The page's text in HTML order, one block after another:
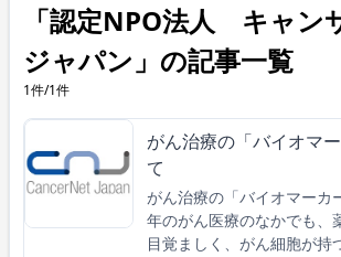
「認定NPO法人 キャン
ジャパン」の記事一覧
1件/1件
がん治療の「バイオマ
て
がん治療の「バイオマーカ
年のがん医療のなかでも、
目覚ましく、がん細胞が持